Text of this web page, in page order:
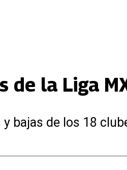
de la Liga
bajas de los 18